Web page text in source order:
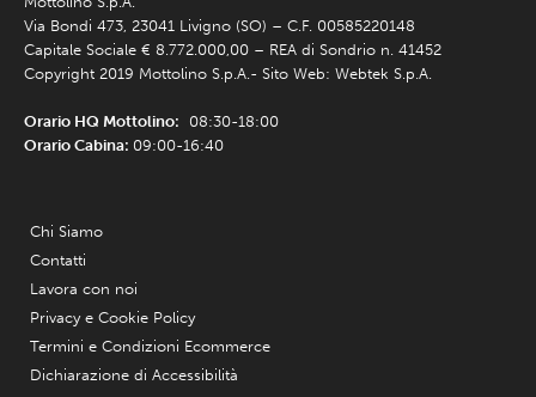
Via Bondi 473, 23041 Livigno (SO) – C.F. 00585220148
Capitale Sociale € 8.772.000,00 – REA di Sondrio n. 41452
Copyright 2019 Mottolino S.p.A.- Sito Web: Webtek S.p.A.
Orario HQ Mottolino: 08:30-18:00
Orario Cabina: 09:00-16:40
Chi Siamo
Contatti
Lavora con noi
Privacy e Cookie Policy
Termini e Condizioni Ecommerce
Dichiarazione di Accessibilità